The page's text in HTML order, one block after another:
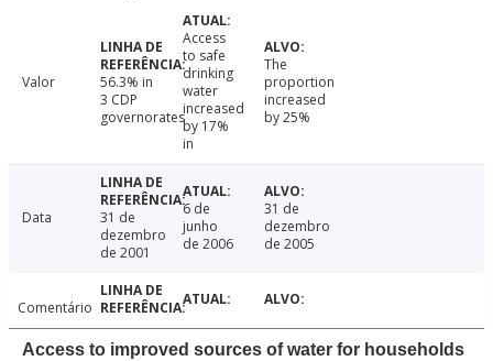
Valor
56.3% in
3 CDP
governorates
Access
to safe
drinking
water
increased
by 17%
in
The
proportion
increased
by 25%
Data
31 de
dezembro
de 2001
6 de
junho
de 2006
31 de
dezembro
de 2005
Comentário
Access to improved sources of water for households